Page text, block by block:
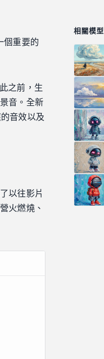
個重要的
之前，生
音。全新
音效以及
以往影片
火燃燒、
相關模型